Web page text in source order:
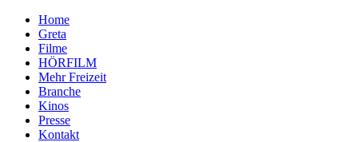
Home
Greta
Filme
HÖRFILM
Mehr Freizeit
Branche
Kinos
Presse
Kontakt